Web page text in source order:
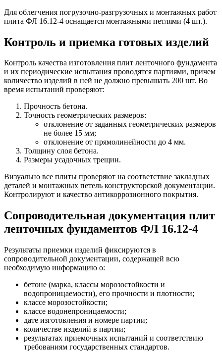
Для облегчения погрузочно-разгрузочных и монтажных работ
плита ФЛ 16.12-4 оснащается монтажными петлями (4 шт.).
Контроль и приемка готовых изделий
Контроль качества изготовления плит ленточного фундамента
и их периодические испытания проводятся партиями, причем
количество изделий в ней не должно превышать 200 шт. Во
время испытаний проверяют:
Прочность бетона.
Точность геометрических размеров:
отклонение от заданных геометрических размеров
не более 15 мм;
отклонение от прямолинейности до 4 мм.
Толщину слоя бетона.
Размеры усадочных трещин.
Визуально все плиты проверяют на соответствие закладных
деталей и монтажных петель конструкторской документации.
Контролируют и качество антикоррозионного покрытия.
Сопроводительная документация плит
ленточных фундаментов ФЛ 16.12-4
Результаты приемки изделий фиксируются в
сопроводительной документации, содержащей всю
необходимую информацию о:
бетоне (марка, классы морозостойкости и
водопроницаемости), его прочности и плотности;
классе морозостойкости;
классе водонепроницаемости;
дате изготовления и номере партии;
количестве изделий в партии;
результатах приемочных испытаний и соответствию
требованиям государственных стандартов.